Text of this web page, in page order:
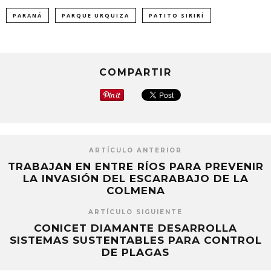
ventana
nueva)
ventana
nueva)
ventana
nueva)
PARANÁ PARQUE URQUIZA PATITO SIRIRÍ
COMPARTIR
ARTÍCULO ANTERIOR
TRABAJAN EN ENTRE RÍOS PARA PREVENIR
LA INVASIÓN DEL ESCARABAJO DE LA
COLMENA
ARTÍCULO SIGUIENTE
CONICET DIAMANTE DESARROLLA
SISTEMAS SUSTENTABLES PARA CONTROL
DE PLAGAS